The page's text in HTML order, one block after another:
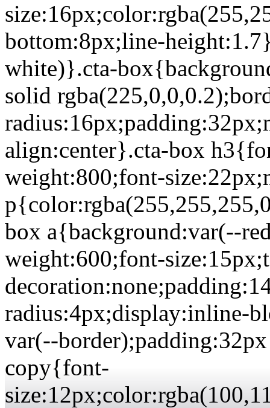
bottom:8px;line-
white)}.cta-
solid
align:center}.cta-box
weight:800;font-
box a{background:var(--
weight:600;font-
radius:4px;display:inline-
var(--
copy{font-